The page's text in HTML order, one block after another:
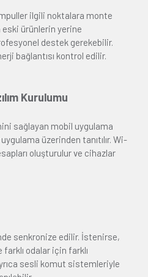
ilgili noktalara monte
eski ürünlerin yerine
destek gerekebilir.
bağlantısı kontrol edilir.
Kurulumu
sağlayan mobil uygulama
üzerinden tanıtılır. Wi-
oluşturulur ve cihazlar
senkronize edilir. İstenirse,
farklı odalar için farklı
sesli komut sistemleriyle